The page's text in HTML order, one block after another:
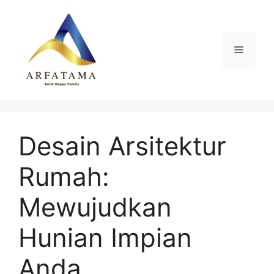
Menu
Desain Arsitektur
Rumah:
Mewujudkan
Hunian Impian